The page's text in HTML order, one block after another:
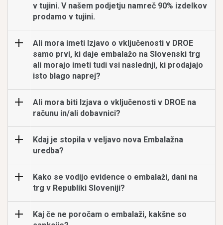
v tujini. V našem podjetju namreč 90% izdelkov
prodamo v tujini.
Ali mora imeti Izjavo o vključenosti v DROE
samo prvi, ki daje embalažo na Slovenski trg
ali morajo imeti tudi vsi naslednji, ki prodajajo
isto blago naprej?
Ali mora biti Izjava o vključenosti v DROE na
računu in/ali dobavnici?
Kdaj je stopila v veljavo nova Embalažna
uredba?
Kako se vodijo evidence o embalaži, dani na
trg v Republiki Sloveniji?
Kaj če ne poročam o embalaži, kakšne so